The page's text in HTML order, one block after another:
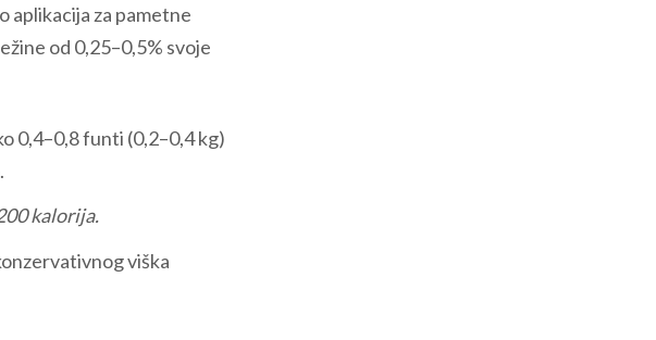
aplikacija za pametne
od 0,25–0,5% svoje
0,4–0,8 funti (0,2–0,4 kg)
kalorija.
viška